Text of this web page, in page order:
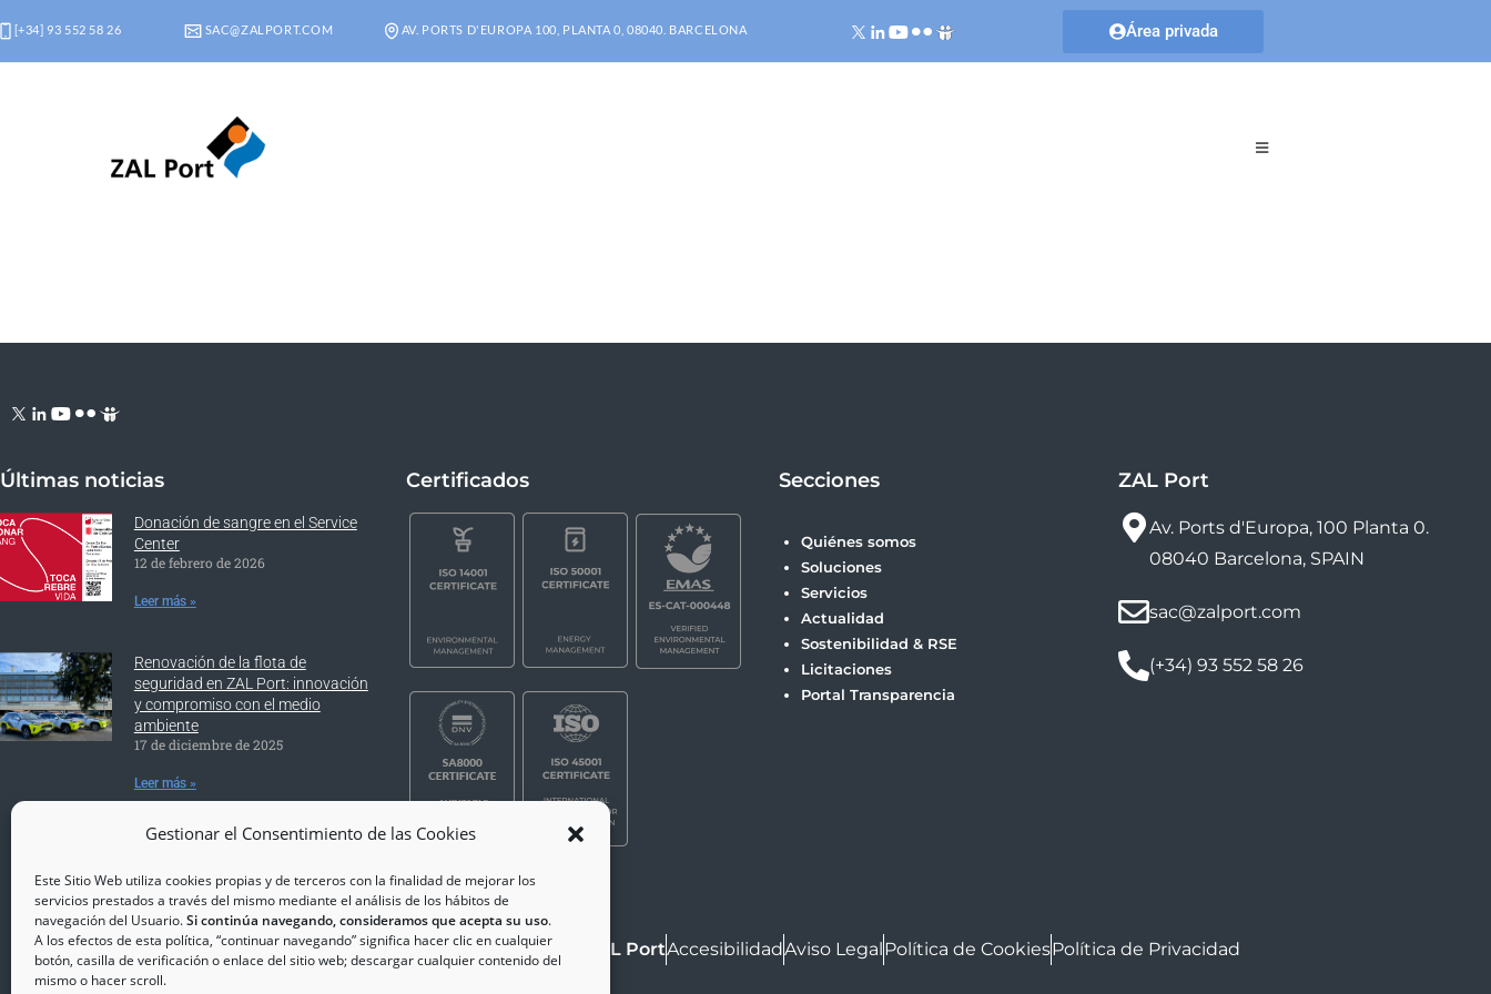
Gestionar el Consentimiento de las Cookies
Este Sitio Web utiliza cookies propias y de terceros con la finalidad de mejorar los
servicios prestados a través del mismo mediante el análisis de los hábitos de
navegación del Usuario.Si continúa navegando, consideramos que acepta su uso.
A los efectos de esta política, “continuar navegando” significa hacer clic en cualquier
botón, casilla de verificación o enlace del sitio web; descargar cualquier contenido del
mismo o hacer scroll.
[+34] 93 552 58 26 SAC@ZALPORT.COM AV. PORTS D'EUROPA 100, PLANTA 0, 08040. BARCELONA Área privada
Últimas noticias
Donación de sangre en el Service
Center
12 de febrero de 2026
Leer más »
Renovación de la flota de
seguridad en ZAL Port: innovación
y compromiso con el medio
ambiente
17 de diciembre de 2025
Leer más »
Certificados Secciones
Quiénes somos
Soluciones
Servicios
Actualidad
Sostenibilidad & RSE
Licitaciones
Portal Transparencia
ZAL Port
Av. Ports d'Europa, 100 Planta 0.
08040 Barcelona, SPAIN
sac@zalport.com
(+34) 93 552 58 26
Copyright © 2025 ZAL PortAccesibilidadAviso LegalPolítica de CookiesPolítica de Privacidad